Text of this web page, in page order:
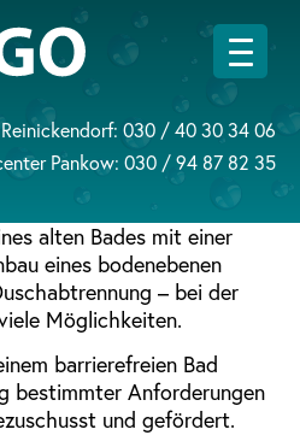
030 / 40 30 34 06
Pankow: 030 / 94 87 82 35
alten Bades mit einer
eines bodenebenen
– bei der
Möglichkeiten.
barrierefreien Bad
bestimmter Anforderungen
und gefördert.